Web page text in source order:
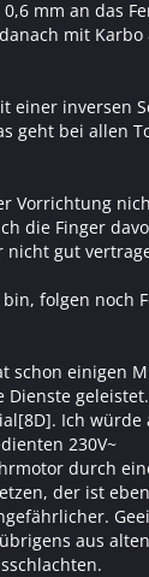
mm an das
mit Karbo
einer inversen
geht bei allen
Vorrichtung
die Finger
nicht gut
folgen noch
schon einigen
Dienste
Ich würde
230V~
durch
der ist
aus